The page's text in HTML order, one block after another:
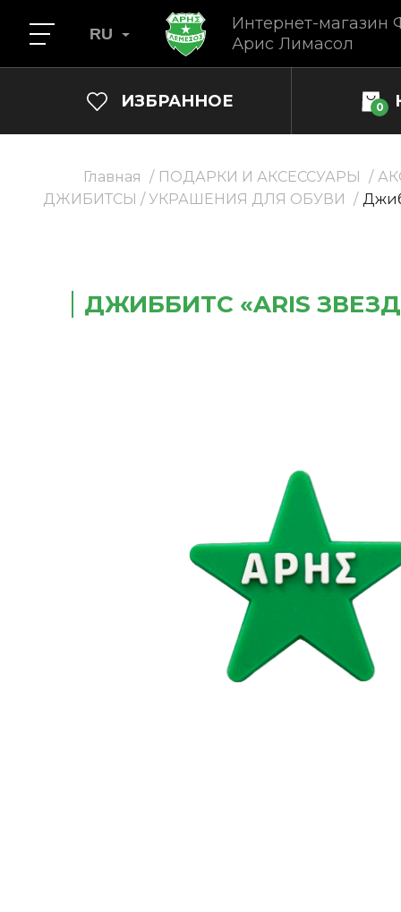
Интернет-магазин
Арис Лимасол
RU
ИЗБРАННОЕ 0
Главная ПОДАРКИ И АКСЕССУАРЫ
ДЖИБИТСЫ / УКРАШЕНИЯ ДЛЯ ОБУВИ
ДЖИББИТС «ARIS